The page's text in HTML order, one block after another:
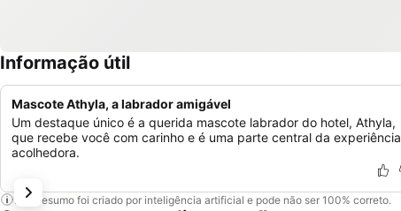
Informação útil
Mascote Athyla, a labrador amigável
Um destaque único é a querida mascote labrador do hotel, Athyla,
que recebe você com carinho e é uma parte central da experiência
acolhedora.
Este resumo foi criado por inteligência artificial e pode não ser 100% correto.